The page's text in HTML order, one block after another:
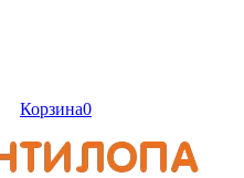
Корзина0